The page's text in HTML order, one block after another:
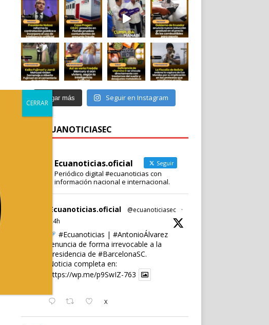
Cargar más Seguir en Instagram
X : @ECUANOTICIASEC
Ecuanoticias.oficial Seguir
Periódico digital #ecuanoticias con
información nacional e internacional.
Ecuanoticias.oficial @ecuanoticiasec
·
24h
#Ecuanoticias | #AntonioÁlvarez
renuncia de forma irrevocable a la
presidencia de #BarcelonaSC.
Noticia completa en:
https://wp.me/p9SwIZ-763
X